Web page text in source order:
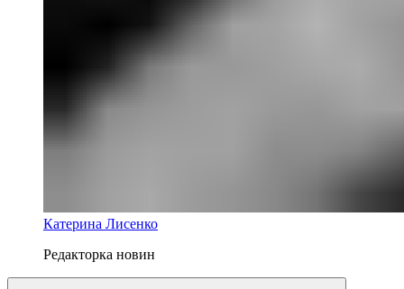
Катерина Лисенко
Редакторка новин